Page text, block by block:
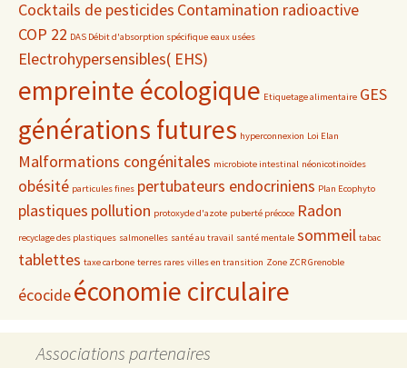
Cocktails de pesticides Contamination radioactive
COP 22 DAS Débit d'absorption spécifique eaux usées
Electrohypersensibles( EHS)
empreinte écologique Etiquetage alimentaire GES
générations futures hyperconnexion Loi Elan
Malformations congénitales microbiote intestinal néonicotinoïdes
obésité particules fines pertubateurs endocriniens Plan Ecophyto
plastiques pollution protoxyde d'azote puberté précoce Radon
recyclage des plastiques salmonelles santé au travail santé mentale sommeil tabac
tablettes taxe carbone terres rares villes en transition Zone ZCR Grenoble
écocideéconomie circulaire
Associations partenaires